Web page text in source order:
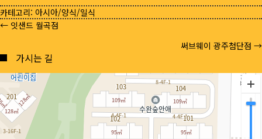
카테고리: 아시아/양식/일식
Posts
navigation
← 잇샌드 월곡점
써브웨이 광주첨단점 →
가시는 길